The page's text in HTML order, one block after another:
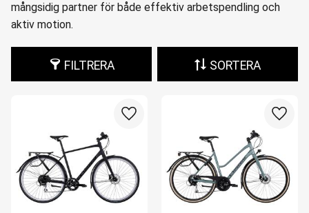
mångsidig partner för både effektiv arbetspendling och
aktiv motion.
FILTRERA SORTERA
Lägg till i favoriter Lägg